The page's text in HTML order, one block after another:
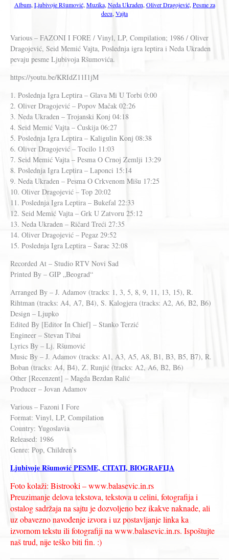
Album, Ljubivoje Ršumović, Muzika, Neda Ukraden, Oliver Dragojević, Pesme za
decu, Vajta
Various – FAZONI I FORE / Vinyl, LP, Compilation; 1986 / Oliver
Dragojević, Seid Memić Vajta, Poslednja igra leptira i Neda Ukraden
pevaju pesme Ljubivoja Ršumovića.
https://youtu.be/KRIdZ11I1jM
1. Poslednja Igra Leptira – Glava Mi U Torbi 0:00
2. Oliver Dragojević – Popov Mačak 02:26
3. Neda Ukraden – Trojanski Konj 04:18
4. Seid Memić Vajta – Ćuskija 06:27
5. Poslednja Igra Leptira – Kaligulin Konj 08:38
6. Oliver Dragojević – Tocilo 11:03
7. Seid Memić Vajta – Pesma O Crnoj Zemlji 13:29
8. Poslednja Igra Leptira – Laponci 15:14
9. Neda Ukraden – Pesma O Crkvenom Mišu 17:25
10. Oliver Dragojević – Top 20:02
11. Poslednja Igra Leptira – Bukefal 22:33
12. Seid Memić Vajta – Grk U Zatvoru 25:12
13. Neda Ukraden – Ričard Treći 27:35
14. Oliver Dragojević – Pegaz 29:52
15. Poslednja Igra Leptira – Šarac 32:08
Recorded At – Studio RTV Novi Sad
Printed By – GIP „Beograd“
Arranged By – J. Adamov (tracks: 1, 3, 5, 8, 9, 11, 13, 15), R.
Rihtman (tracks: A4, A7, B4), S. Kalogjera (tracks: A2, A6, B2, B6)
Design – Ljupko
Edited By [Editor In Chief] – Stanko Terzić
Engineer – Stevan Tibai
Lyrics By – Lj. Ršumović
Music By – J. Adamov (tracks: A1, A3, A5, A8, B1, B3, B5, B7), R.
Boban (tracks: A4, B4), Z. Runjić (tracks: A2, A6, B2, B6)
Other [Recenzent] – Magda Bezdan Ralić
Producer – Jovan Adamov
Various – Fazoni I Fore
Format: Vinyl, LP, Compilation
Country: Yugoslavia
Released: 1986
Genre: Pop, Children’s
Ljubivoje Ršumović PESME, CITATI, BIOGRAFIJA
Foto kolaži: Bistrooki – www.balasevic.in.rs
Preuzimanje delova tekstova, tekstova u celini, fotografija i
ostalog sadržaja na sajtu je dozvoljeno bez ikakve naknade, ali
uz obavezno navođenje izvora i uz postavljanje linka ka
izvornom tekstu ili fotografiji na www.balasevic.in.rs. Ispoštujte
naš trud, nije teško biti fin. :)